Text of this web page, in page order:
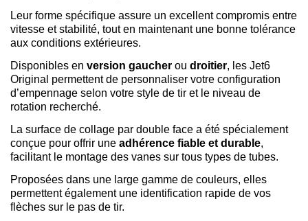
Leur forme spécifique assure un excellent compromis entre
vitesse et stabilité, tout en maintenant une bonne tolérance
aux conditions extérieures.
Disponibles en version gaucher ou droitier, les Jet6
Original permettent de personnaliser votre configuration
d’empennage selon votre style de tir et le niveau de
rotation recherché.
La surface de collage par double face a été spécialement
conçue pour offrir une adhérence fiable et durable,
facilitant le montage des vanes sur tous types de tubes.
Proposées dans une large gamme de couleurs, elles
permettent également une identification rapide de vos
flèches sur le pas de tir.